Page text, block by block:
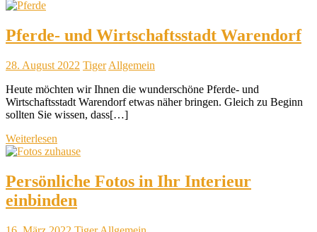
Pferde- und Wirtschaftsstadt Warendorf
28. August 2022 Tiger Allgemein
Heute möchten wir Ihnen die wunderschöne Pferde- und
Wirtschaftsstadt Warendorf etwas näher bringen. Gleich zu Beginn
sollten Sie wissen, dass[…]
Weiterlesen
Persönliche Fotos in Ihr Interieur
einbinden